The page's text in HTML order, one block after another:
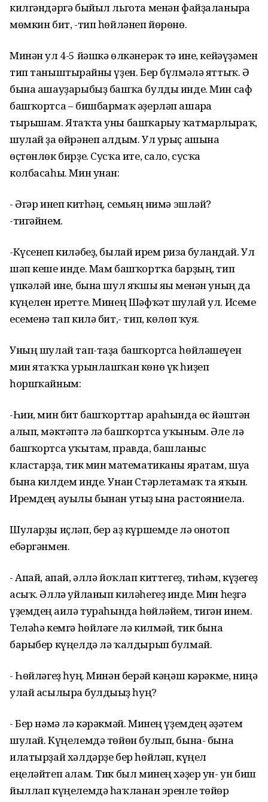
килгәндәргә быйыл льгота менән файҙаланырға
мөмкин бит, -тип һөйләнеп йөрөнө.
Минән ул 4-5 йәшкә өлкәнерәк тә ине, кейәүҙәмен
тип таныштырғайны үҙен. Бер бүлмәлә яттыҡ. Ә
бына ашауҙарыбыҙ башҡа булды инде. Мин саф
башҡортса – бишбармаҡ әҙерләп ашарға
тырышам. Ятаҡта уны башҡарыу ҡатмарлыраҡ,
шулай ҙа өйрәнеп алдым. Ул урыҫ ашына
өҫтөнлөк бирҙе. Сусҡа ите, сало, сусҡа
колбасаһы. Мин унан:
- Әгәр инеп китһәң, семьяң нимә эшләй?
-тигәйнем.
-Күсенеп киләбеҙ, былай ирем риза булғандай. Ул
шәп кеше инде. Мам башҡортҡа барҙың, тип
үпкәләй ине, бына шул яҡшы яғы менән уның да
күңелен иретте. Минең Шәфҡәт шулай ул. Исеме
есеменә тап килә бит,- тип, көлөп ҡуя.
Уның шулай тап-таҙа башҡортса һөйләшеүен
мин ятаҡҡа урынлашҡан көнө үк һиҙеп
һоршҡайным:
-Һии, мин бит башҡорттар араһында өс йәштән
алып, мәктәптә лә башҡортса уҡыным. Әле лә
башҡортса уҡытам, правда, башланғыс
кластарҙа, тик мин математиканы яратам, шуға
бына килдем инде. Унан Стәрлетамаҡ та яҡын.
Иремдең ауылы бынан утыҙ ғына растояниела.
Шуларҙы иҫләп, бер аҙ күршемде лә онотоп
ебәргәнмен.
- Апай, апай, әллә йоҡлап киттегеҙ, тиһәм, күҙегеҙ
асыҡ. Әллә уйланып киләһегеҙ инде. Мин һеҙгә
үҙемдең ғаилә тураһында һөйләйем, тигән инем.
Теләһә кемгә һөйләге лә килмәй, тик бына
барыбер күңелдә лә ҡалдырып булмай.
- Һөйләгеҙ һуң. Минән берәй кәңәш кәрәкме, ниңә
улай асылырға булдығыҙ һуң?
- Бер нәмә лә кәрәкмәй. Минең үҙемдең ғәҙәтем
шулай. Күңелемдә төйөн булып, бына- бына
илатырҙай хәлдәрҙе бер һөйләп, күңел
еңеләйтеп алам. Тик был минең хәҙер ун- ун биш
йыллап күңелемдә һаҡланған эренле төйөр